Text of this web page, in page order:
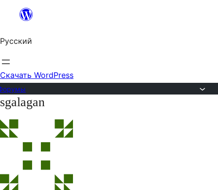
Перейти
содержимому
Русский
Скачать WordPress
Перейти
содержимому
sgalagan